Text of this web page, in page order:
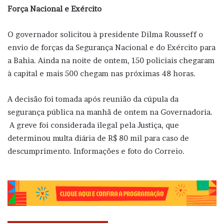
Força Nacional e Exército
O governador solicitou à presidente Dilma Rousseff o
envio de forças da Segurança Nacional e do Exército para
a Bahia. Ainda na noite de ontem, 150 policiais chegaram
à capital e mais 500 chegam nas próximas 48 horas.
A decisão foi tomada após reunião da cúpula da
segurança pública na manhã de ontem na Governadoria.
A greve foi considerada ilegal pela Justiça, que
determinou multa diária de R$ 80 mil para caso de
descumprimento. Informações e foto do Correio.